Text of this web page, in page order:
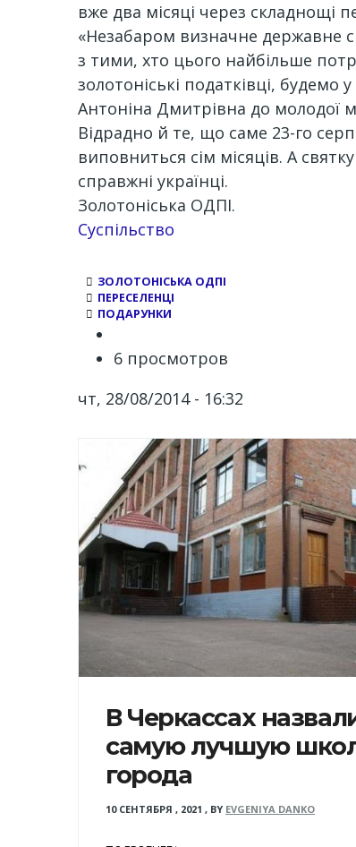
вже два місяці через складнощі
«Незабаром визначне державне
з тими, хто цього найбільше
золотоніські податківці,
Антоніна Дмитрівна до молодої
Відрадно й те, що саме 23-го
виповниться сім місяців. А
справжні українці.
Золотоніська ОДПІ.
Суспільство
ЗОЛОТОНІСЬКА ОДПІ
ПЕРЕСЕЛЕНЦІ
ПОДАРУНКИ
6 просмотров
чт, 28/08/2014 - 16:32
В Черкассах
самую лучшую
города
10 СЕНТЯБРЯ , 2021 , BY EVGENIYA DANKO